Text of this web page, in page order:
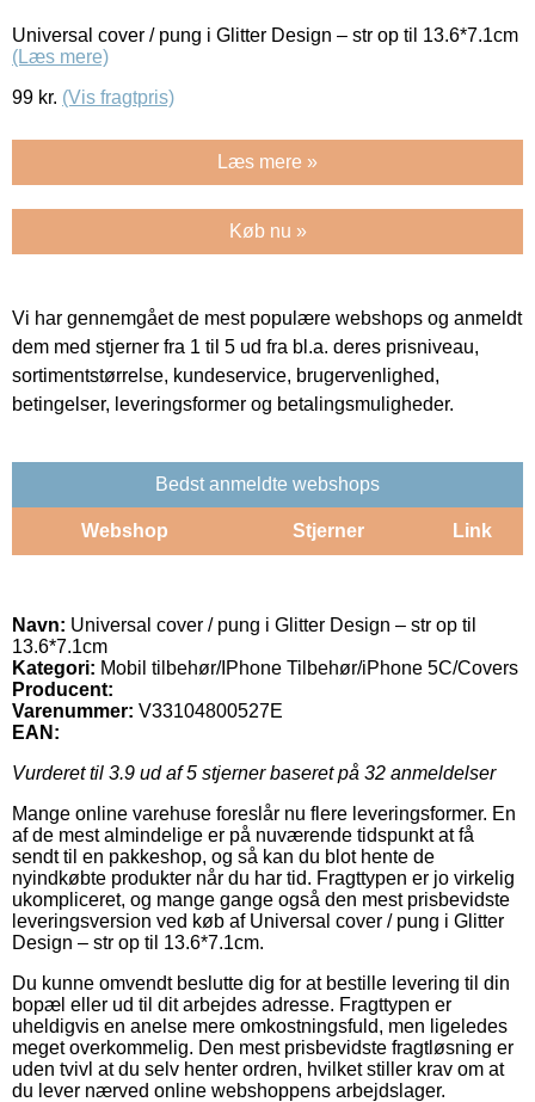
Universal cover / pung i Glitter Design – str op til 13.6*7.1cm
(Læs mere)
99 kr. (Vis fragtpris)
Læs mere »
Køb nu »
Vi har gennemgået de mest populære webshops og anmeldt
dem med stjerner fra 1 til 5 ud fra bl.a. deres prisniveau,
sortimentstørrelse, kundeservice, brugervenlighed,
betingelser, leveringsformer og betalingsmuligheder.
Bedst anmeldte webshops
Webshop Stjerner Link
Navn: Universal cover / pung i Glitter Design – str op til
13.6*7.1cm
Kategori: Mobil tilbehør/IPhone Tilbehør/iPhone 5C/Covers
Producent:
Varenummer: V33104800527E
EAN:
Vurderet til 3.9 ud af 5 stjerner baseret på 32 anmeldelser
Mange online varehuse foreslår nu flere leveringsformer. En
af de mest almindelige er på nuværende tidspunkt at få
sendt til en pakkeshop, og så kan du blot hente de
nyindkøbte produkter når du har tid. Fragttypen er jo virkelig
ukompliceret, og mange gange også den mest prisbevidste
leveringsversion ved køb af Universal cover / pung i Glitter
Design – str op til 13.6*7.1cm.
Du kunne omvendt beslutte dig for at bestille levering til din
bopæl eller ud til dit arbejdes adresse. Fragttypen er
uheldigvis en anelse mere omkostningsfuld, men ligeledes
meget overkommelig. Den mest prisbevidste fragtløsning er
uden tvivl at du selv henter ordren, hvilket stiller krav om at
du lever nærved online webshoppens arbejdslager.